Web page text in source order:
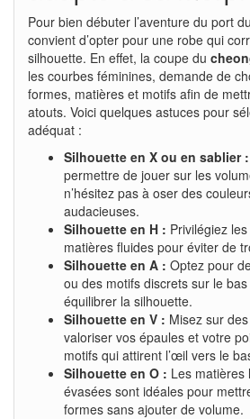
Pour bien débuter l’aventure du port
convient d’opter pour une robe qui
silhouette. En effet, la coupe du
les courbes féminines, demande de
formes, matières et motifs afin de
atouts. Voici quelques astuces pour
adéquat :
Silhouette en X ou en sablier :
permettre de jouer sur les
n’hésitez pas à oser des
audacieuses.
Silhouette en H : Privilégiez
matières fluides pour éviter de
Silhouette en A : Optez pour
ou des motifs discrets sur le
équilibrer la silhouette.
Silhouette en V : Misez sur
valoriser vos épaules et votre
motifs qui attirent l’œil vers le
Silhouette en O : Les matières
évasées sont idéales pour
formes sans ajouter de volume.